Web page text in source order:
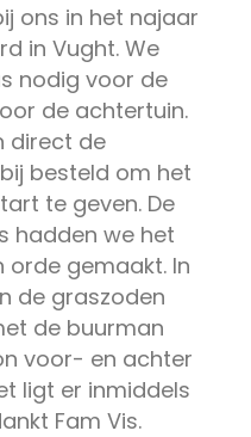
ons in het najaar
in Vught. We
nodig voor de
de achtertuin.
direct de
besteld om het
te geven. De
hadden we het
orde gemaakt. In
de graszoden
de buurman
voor- en achter
ligt er inmiddels
Fam Vis.